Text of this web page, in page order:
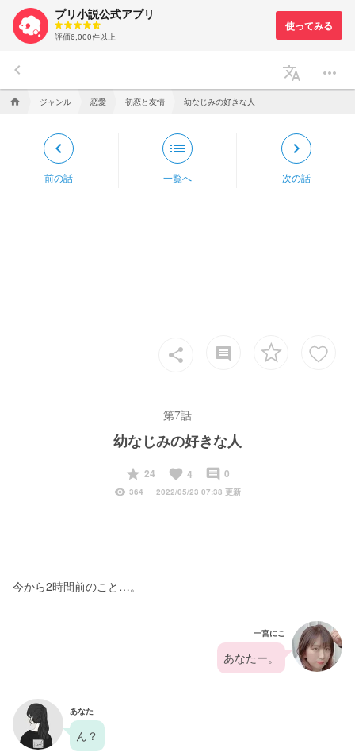
プリ小説公式アプリ
評価6,000件以上
keyboard_arrow_left translate more_horiz
home ジャンル 恋愛 初恋と友情 幼なじみの好きな人
keyboard_arrow_left
前の話
list
一覧へ
keyboard_arrow_right
次の話
share insert_comment
第7話
幼なじみの好きな人
start
24 favorite 4 insert_comment 0
visibility 364 2022/05/23 07:38 更新
今から2時間前のこと…。
一宮にこ
あなたー。
あなた
ん？